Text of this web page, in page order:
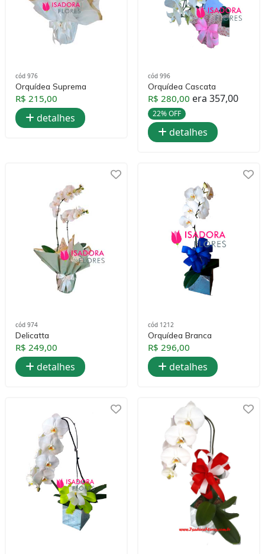
cód 976
Orquídea Suprema
R$ 215,00
detalhes
cód 996
Orquídea Cascata
R$ 280,00 era 357,00
22% OFF
detalhes
cód 974
Delicatta
R$ 249,00
detalhes
cód 1212
Orquídea Branca
R$ 296,00
detalhes